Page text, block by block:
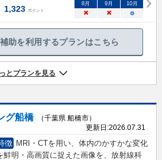
1,323 ポイント
8月 9月 10月
× × ○
助を利用するプランはこちら
とプランを見る
グ船橋
（千葉県 船橋市）
更新日:2026.07.31
徴 MRI・CTを用い、体内のかすかな変化
鮮明・高画質に捉えた画像を、放射線科